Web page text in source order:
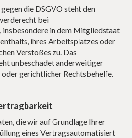
die DSGVO steht den
bei
insbesondere in dem Mitgliedstaat
ihres Arbeitsplatzes oder
Verstoßes zu. Das
unbeschadet anderweitiger
gerichtlicher Rechtsbehelfe.
die wir auf Grundlage Ihrer
eines Vertragsautomatisiert